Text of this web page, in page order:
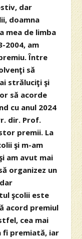
dar
doamna
mea de limba
2004, am
Între
să
străluciţi şi
să acorde
cu anul 2024
dir. Prof.
premii. La
şi m-am
am avut mai
organizez un
şcolii este
acord premiul
cea mai
fi premiată, iar